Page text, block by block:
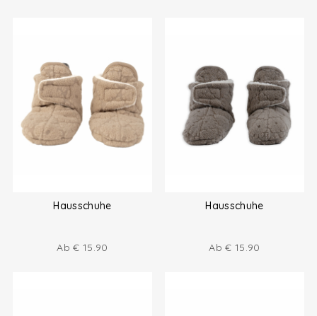
Hausschuhe
Ab€ 15.90
Hausschuhe
Ab€ 15.90